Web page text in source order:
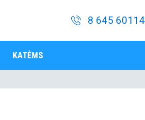
8 645 60114
KATĖMS